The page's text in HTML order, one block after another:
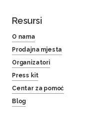
Resursi
O nama
Prodajna mjesta
Organizatori
Press kit
Centar za pomoć
Blog